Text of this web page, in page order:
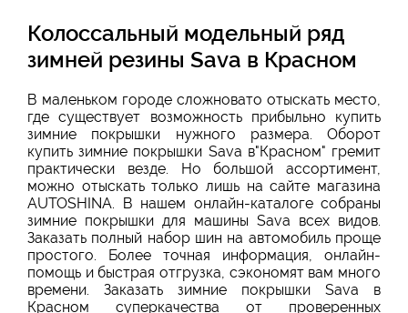
Колоссальный модельный ряд
зимней резины Sava в Красном
В маленьком городе сложновато отыскать место,
где существует возможность прибыльно купить
зимние покрышки нужного размера. Оборот
купить зимние покрышки Sava в"Красном" гремит
практически везде. Но большой ассортимент,
можно отыскать только лишь на сайте магазина
AUTOSHINA. В нашем онлайн-каталоге собраны
зимние покрышки для машины Sava всех видов.
Заказать полный набор шин на автомобиль проще
простого. Более точная информация, онлайн-
помощь и быстрая отгрузка, сэкономят вам много
времени. Заказать зимние покрышки Sava в
Красном суперкачества от проверенных